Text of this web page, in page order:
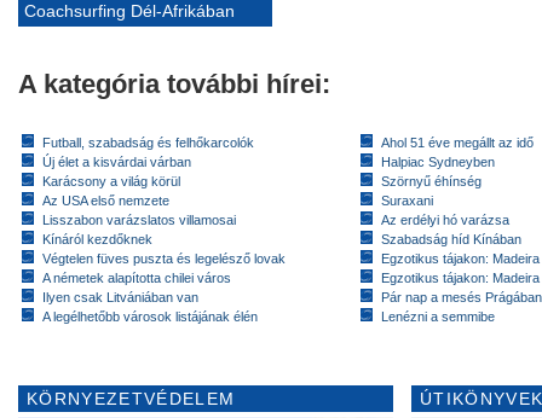
Coachsurfing Dél-Afrikában
A kategória további hírei:
Futball, szabadság és felhőkarcolók
Új élet a kisvárdai várban
Karácsony a világ körül
Az USA első nemzete
Lisszabon varázslatos villamosai
Kínáról kezdőknek
Végtelen füves puszta és legelésző lovak
A németek alapította chilei város
Ilyen csak Litvániában van
A legélhetőbb városok listájának élén
Ahol 51 éve megállt az idő
Halpiac Sydneyben
Szörnyű éhínség
Suraxani
Az erdélyi hó varázsa
Szabadság híd Kínában
Egzotikus tájakon:
Egzotikus tájakon:
Pár nap a mesés Prágában
Lenézni a semmibe
KÖRNYEZETVÉDELEM